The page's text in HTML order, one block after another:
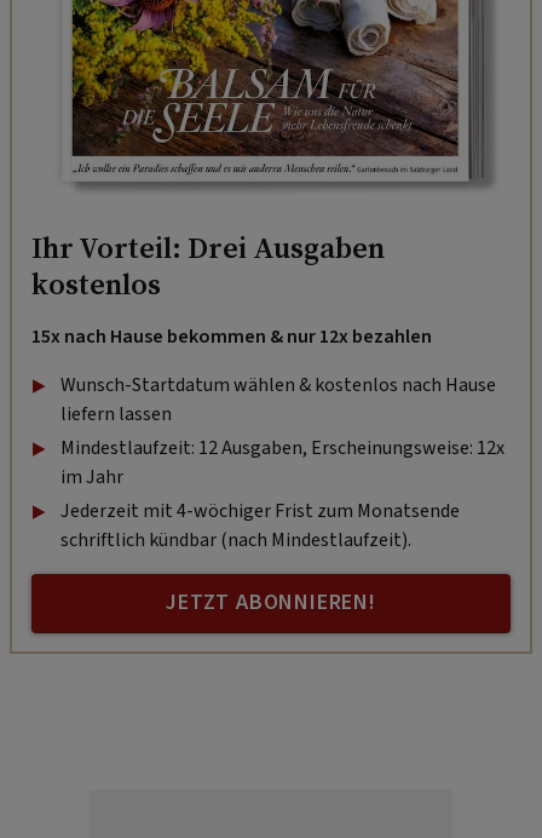
Ihr Vorteil: Drei Ausgaben
kostenlos
15x nach Hause bekommen & nur 12x bezahlen
Wunsch-Startdatum wählen & kostenlos nach Hause
liefern lassen
Mindestlaufzeit: 12 Ausgaben, Erscheinungsweise: 12x
im Jahr
Jederzeit mit 4-wöchiger Frist zum Monatsende
schriftlich kündbar (nach Mindestlaufzeit).
JETZT ABONNIEREN!